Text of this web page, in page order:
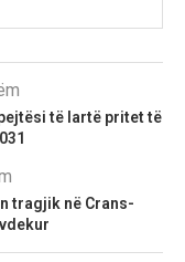
të lartë pritet të
tragjik në Crans-